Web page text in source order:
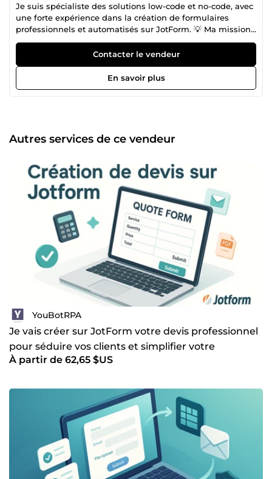
Je suis spécialiste des solutions low-code et no-code, avec
une forte expérience dans la création de formulaires
professionnels et automatisés sur JotForm. 💡 Ma mission :
simplifier les processus pour les TPE, PME et
indépendants afin qu’ils puissent se concentrer sur leur
cœur de métier, tout en offrant à leurs clients une
expérience fluide et moderne. 🔧 Ce que je propose :
Création de formulaires sur JotForm (inscriptions, devis,
erreurs Conseils pratiques et accompagnement pour tirer
le meilleur parti de JotForm 🚀 Mon objectif : transformer
fiables et simples à gérer. Toujours ravi d’échanger et de
construire des solutions concrètes et efficaces pour
répondre à vos besoins 👍
Contacter le vendeur
En savoir plus
Autres services de ce vendeur
YouBotRPA
Je vais créer sur JotForm votre devis professionnel
pour séduire vos clients et simplifier votre
prospection
À partir de 62,65 $US